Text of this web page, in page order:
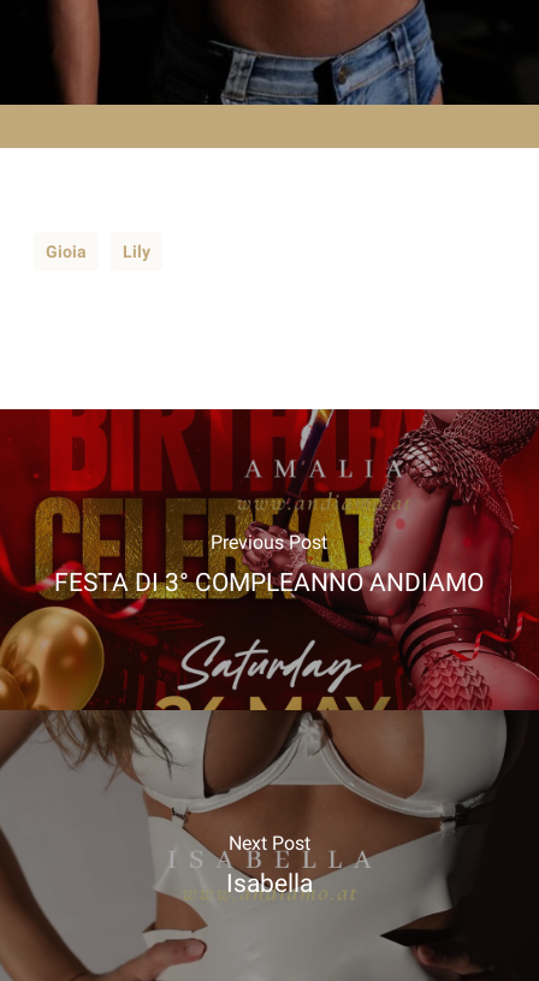
Gioia Lily
Previous Post
FESTA DI 3° COMPLEANNO ANDIAMO
Next Post
Isabella